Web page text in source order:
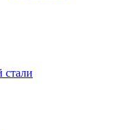
стали